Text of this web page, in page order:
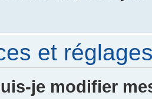
et
je modifier